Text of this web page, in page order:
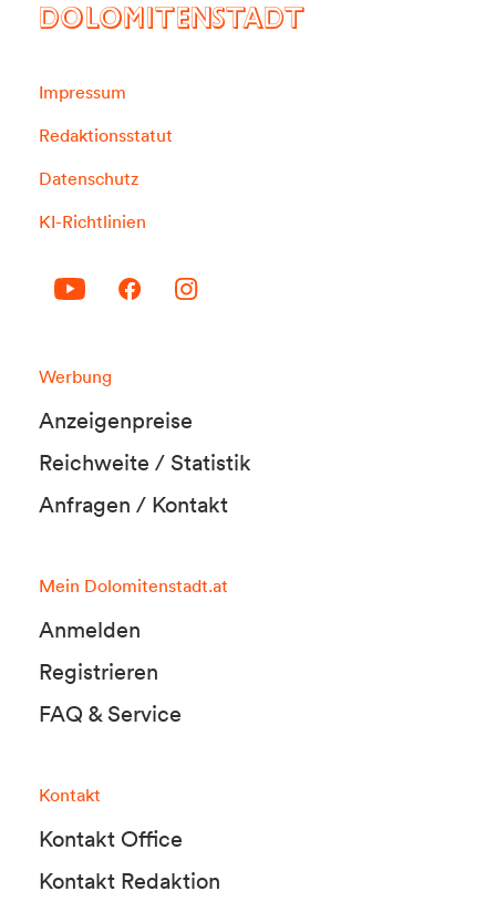
DOLOMITENSTADT
Impressum
Redaktionsstatut
Datenschutz
KI-Richtlinien
Werbung
Anzeigenpreise
Reichweite / Statistik
Anfragen / Kontakt
Mein Dolomitenstadt.at
Anmelden
Registrieren
FAQ & Service
Kontakt
Kontakt Office
Kontakt Redaktion